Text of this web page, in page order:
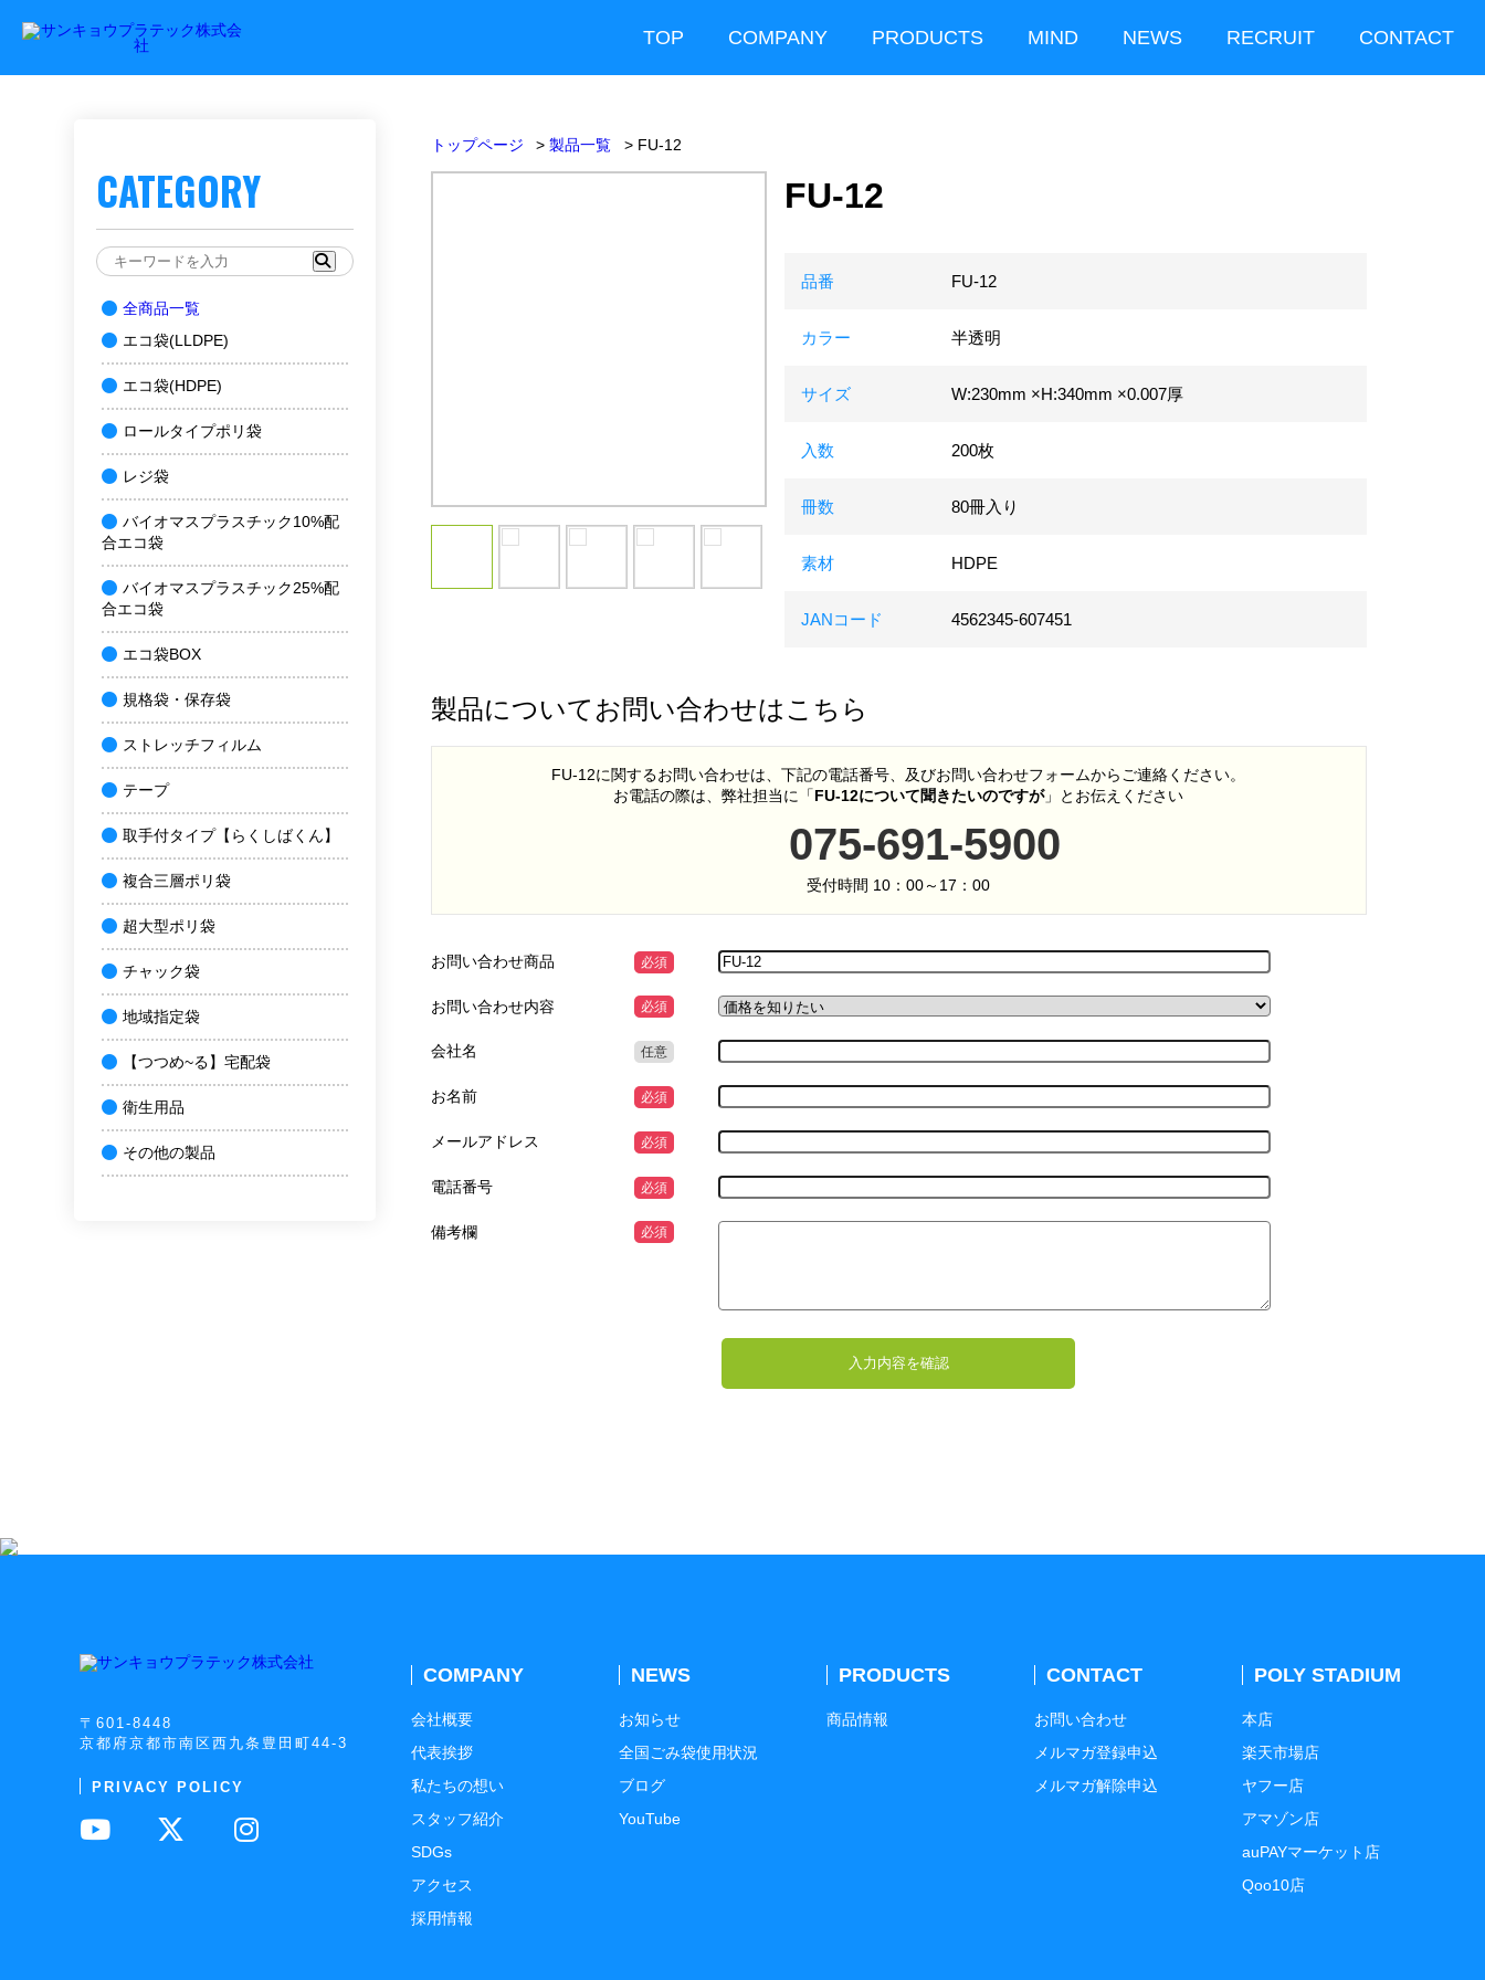
TOP COMPANY PRODUCTS MIND NEWS RECRUIT CONTACT
トップページ 製品一覧 FU-12
FU-12
品番 FU-12
カラー 半透明
サイズ W:230mm ×H:340mm ×0.007厚
入数 200枚
冊数 80冊入り
素材 HDPE
JANコード 4562345-607451
製品についてお問い合わせはこちら
FU-12に関するお問い合わせは、下記の電話番号、及びお問い合わせフォームからご連絡ください。
お電話の際は、弊社担当に「FU-12について聞きたいのですが」とお伝えください
075-691-5900
受付時間 10：00～17：00
お問い合わせ商品 必須
お問い合わせ内容 必須
会社名 任意
お名前 必須
メールアドレス 必須
電話番号 必須
備考欄 必須
CATEGORY
全商品一覧
エコ袋(LLDPE)
エコ袋(HDPE)
ロールタイプポリ袋
レジ袋
バイオマスプラスチック10%配
合エコ袋
バイオマスプラスチック25%配
合エコ袋
エコ袋BOX
規格袋・保存袋
ストレッチフィルム
テープ
取手付タイプ【らくしばくん】
複合三層ポリ袋
超大型ポリ袋
チャック袋
地域指定袋
【つつめ~る】宅配袋
衛生用品
その他の製品
〒601-8448
京都府京都市南区西九条豊田町44-3
PRIVACY POLICY
COMPANY
会社概要
代表挨拶
私たちの想い
スタッフ紹介
SDGs
アクセス
採用情報
NEWS
お知らせ
全国ごみ袋使用状況
ブログ
YouTube
PRODUCTS
商品情報
CONTACT
お問い合わせ
メルマガ登録申込
メルマガ解除申込
POLY STADIUM
本店
楽天市場店
ヤフー店
アマゾン店
auPAYマーケット店
Qoo10店